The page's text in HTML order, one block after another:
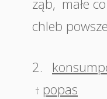
ząb, małe
chleb
2.
† popas